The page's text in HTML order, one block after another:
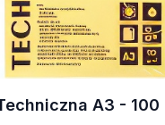
A3 - 100